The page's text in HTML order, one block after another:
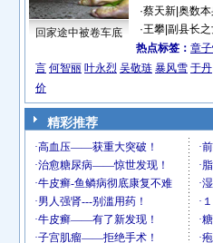
回家途中被卷车底
·蔡天新| 奥数
·王攀| 副县长
热点标签： 章
言 何智丽 叶永烈 吴敬琏 暴风雪 于丹
价
精彩推荐